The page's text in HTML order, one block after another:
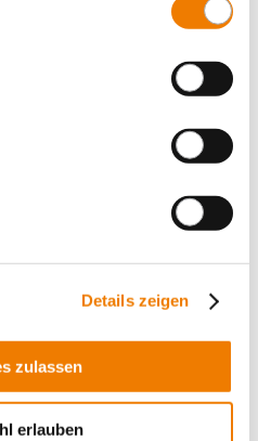
Details zeigen
zulassen
erlauben
с